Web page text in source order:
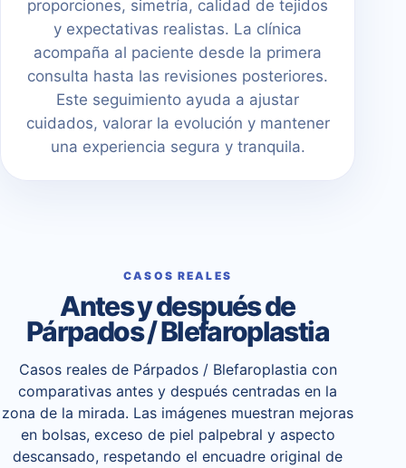
proporciones, simetría, calidad de tejidos
y expectativas realistas. La clínica
acompaña al paciente desde la primera
consulta hasta las revisiones posteriores.
Este seguimiento ayuda a ajustar
cuidados, valorar la evolución y mantener
una experiencia segura y tranquila.
CASOS REALES
Antes y después de
Párpados / Blefaroplastia
Casos reales de Párpados / Blefaroplastia con
comparativas antes y después centradas en la
zona de la mirada. Las imágenes muestran mejoras
en bolsas, exceso de piel palpebral y aspecto
descansado, respetando el encuadre original de